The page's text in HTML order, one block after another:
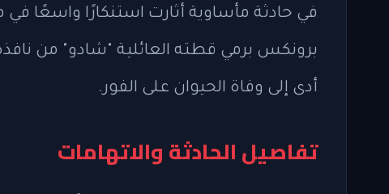
في حادثة مأساوية أثارت استنكارًا واسعًا
برونكس برمي قطته العائلية "شادو" من
أدى إلى وفاة الحيوان على الفور.
تفاصيل الحادثة والاتهامات